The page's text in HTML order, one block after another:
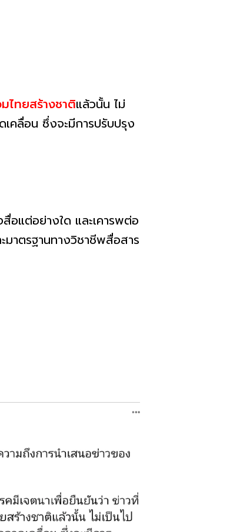
ไทยสร้างชาติแล้วนั้น ไม่
เคลื่อน ซึ่งจะมีการปรับปรุง
อแต่อย่างใด และเคารพต่อ
าตรฐานทางวิชาชีพสื่อสาร